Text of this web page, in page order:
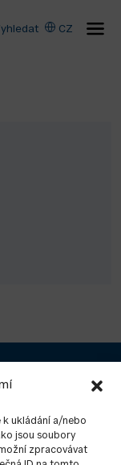
k ukládání a/nebo
jsou soubory
zpracovávat
CZ